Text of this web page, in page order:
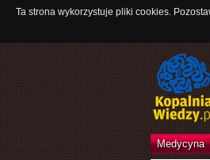
Ta strona wykorzystuje pliki cookies.
Medycyna